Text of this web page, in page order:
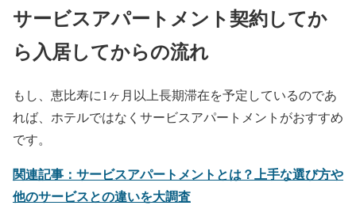
サービスアパートメント契約してか
ら入居してからの流れ
もし、恵比寿に1ヶ月以上長期滞在を予定しているのであ
れば、ホテルではなくサービスアパートメントがおすすめ
です。
関連記事：サービスアパートメントとは？上手な選び方や
他のサービスとの違いを大調査